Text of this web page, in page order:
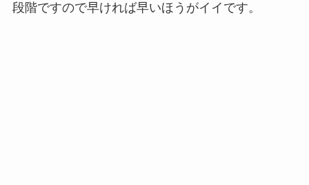
段階ですので早ければ早いほうがイイです。